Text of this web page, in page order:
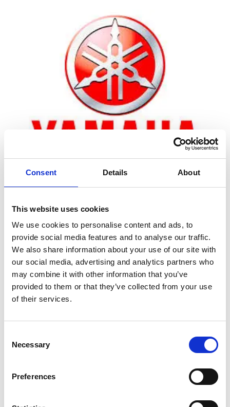
Consent Details About
This website uses cookies
We use cookies to personalise content and ads, to
provide social media features and to analyse our traffic.
We also share information about your use of our site with
our social media, advertising and analytics partners who
may combine it with other information that you’ve
provided to them or that they’ve collected from your use
of their services.
Selection
Necessary
Preferences
Zoom
Leveringstid er 5-6 dag(e)
Model/varenr.: 6E044316A000
79,25 DKK
Vi oplever i øjeblikket store og hyppige prisændringer i markedet.
leveres, eller hvor prisen afviger fra det viste. Vi kontakter dig